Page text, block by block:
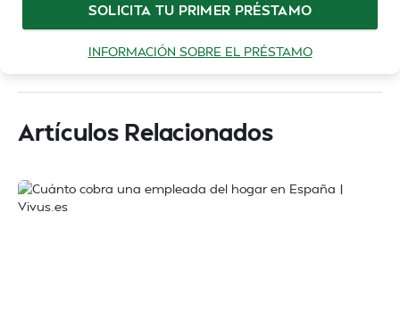
SOLICITA TU PRIMER PRÉSTAMO
INFORMACIÓN SOBRE EL PRÉSTAMO
Artículos Relacionados